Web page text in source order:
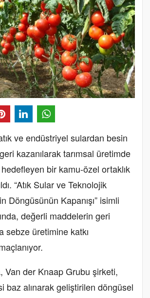
ve endüstriyel sulardan besin
kazanılarak tarımsal üretimde
hedefleyen bir kamu-özel ortaklık
“Atık Sular ve Teknolojik
Döngüsünün Kapanışı” isimli
değerli maddelerin geri
sebze üretimine katkı
Van der Knaap Grubu şirketi,
baz alınarak geliştirilen döngüsel